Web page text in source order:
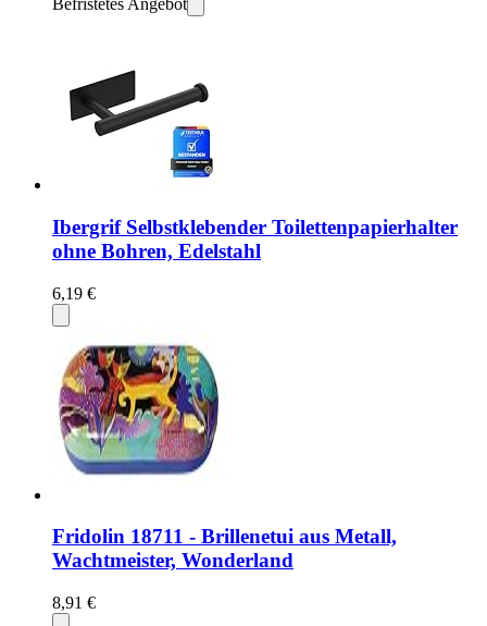
Befristetes Angebot
Ibergrif Selbstklebender Toilettenpapierhalter
ohne Bohren, Edelstahl
6,19 €
Fridolin 18711 - Brillenetui aus Metall,
Wachtmeister, Wonderland
8,91 €